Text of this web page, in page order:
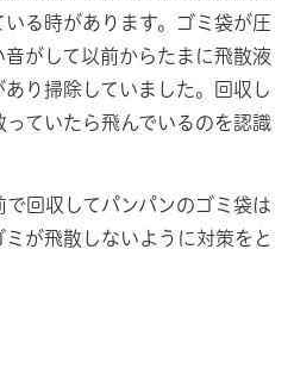
る時があります。ゴミ袋が圧
がして以前からたまに飛散液
り掃除していました。回収し
ていたら飛んでいるのを認識
回収してパンパンのゴミ袋は
が飛散しないように対策をと